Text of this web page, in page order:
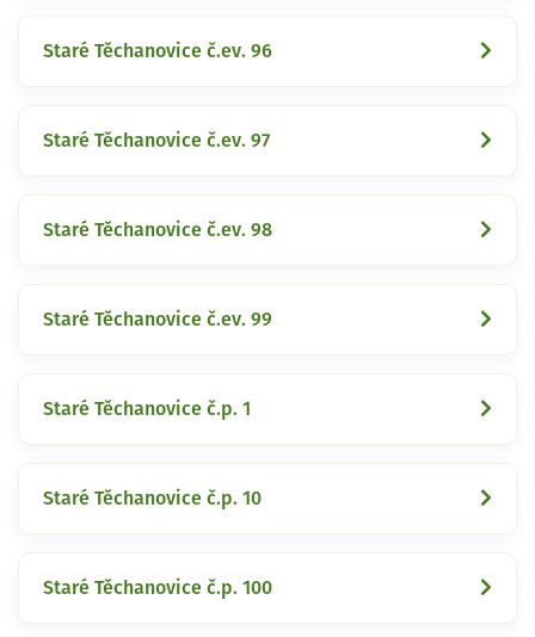
Staré Těchanovice č.ev. 96
Staré Těchanovice č.ev. 97
Staré Těchanovice č.ev. 98
Staré Těchanovice č.ev. 99
Staré Těchanovice č.p. 1
Staré Těchanovice č.p. 10
Staré Těchanovice č.p. 100